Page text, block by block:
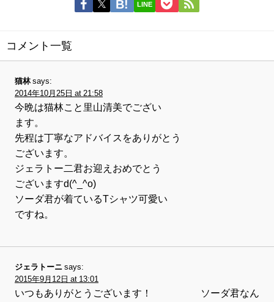
LINE
コメント一覧
猫林 says:
2014年10月25日 at 21:58
今晩は猫林こと里山清美でござい
ます。
先程は丁寧なアドバイスをありがとう
ございます。
ジェラトー二君お迎えおめでとう
ございますd(^_^o)
ソーダ君が着ているTシャツ可愛い
ですね。
ジェラトーニ says:
2015年9月12日 at 13:01
いつもありがとうございます！ ソーダ君なん